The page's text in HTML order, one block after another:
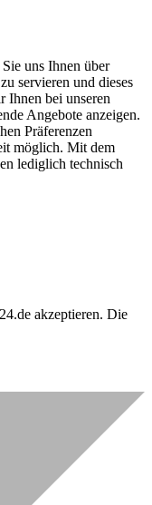
uns Ihnen über
servieren und dieses
Ihnen bei unseren
Angebote anzeigen.
Präferenzen
möglich. Mit dem
lediglich technisch
akzeptieren. Die